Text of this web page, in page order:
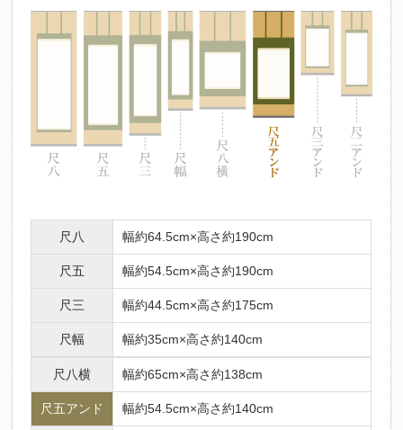
仏名
しゃかにょらい
文殊菩薩 もんじゅぼさつ
四七日 普賢菩薩 ふげんぼさつ
五七日 地蔵菩薩 じぞうぼさつ
七七日 薬師如来やくしにょらい
かんのんぼさつ
一周忌 勢至菩薩 せいしぼさつ
三回忌 阿弥陀如来あみだにょらい
七回忌 阿閃如来 あしゅくにょらい
大日如来だいにちにょらい
三十三回忌 虚空蔵菩薩
十三仏の中には、人それぞれの守り本尊があるとされています。
尺八 幅約64.5cm×高さ約190cm
尺五 幅約54.5cm×高さ約190cm
尺三 幅約44.5cm×高さ約175cm
尺幅 幅約35cm×高さ約140cm
尺八横 幅約65cm×高さ約138cm
尺五アンド 幅約54.5cm×高さ約140cm